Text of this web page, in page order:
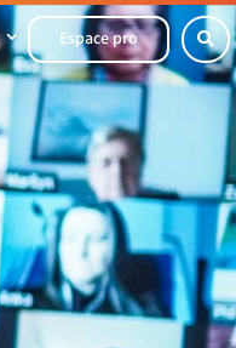
Espace pro 